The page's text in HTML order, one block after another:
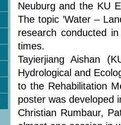
Neuburg and the KU
The topic ’Water –
research conducted
times.
Tayierjiang Aishan
Hydrological and
to the Rehabilitation
poster was developed
Christian Rumbaur,